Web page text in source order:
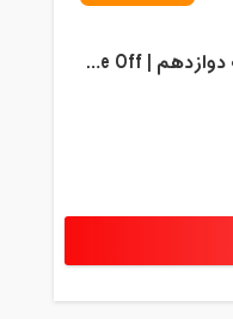
کارگاه حرکت شناسی فیزیک دوازدهم | Take Off